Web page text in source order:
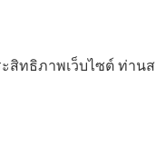
ะสิทธิภาพเว็บไซต์ ท่า